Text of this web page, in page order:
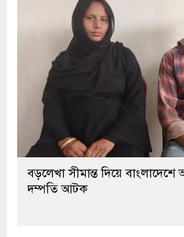
বড়লেখা সীমান্ত দিয়ে
দম্পতি আটক